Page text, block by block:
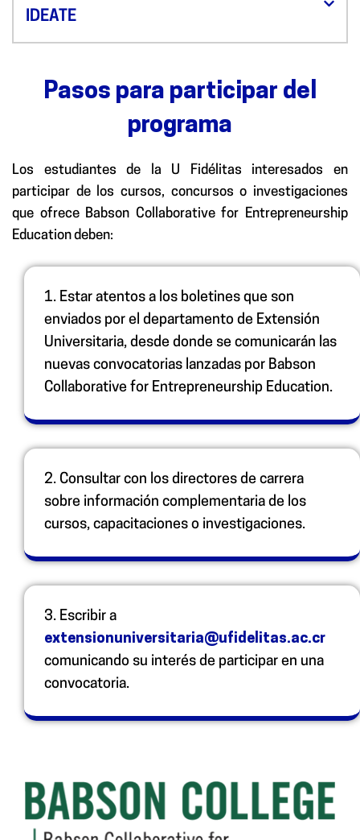
IDEATE
Pasos para participar del
programa
Los estudiantes de la U Fidélitas interesados en
participar de los cursos, concursos o investigaciones
que ofrece Babson Collaborative for Entrepreneurship
Education deben:
1. Estar atentos a los boletines que son
enviados por el departamento de Extensión
Universitaria, desde donde se comunicarán las
nuevas convocatorias lanzadas por Babson
Collaborative for Entrepreneurship Education.
2. Consultar con los directores de carrera
sobre información complementaria de los
cursos, capacitaciones o investigaciones.
3. Escribir a
extensionuniversitaria@ufidelitas.ac.cr
comunicando su interés de participar en una
convocatoria.